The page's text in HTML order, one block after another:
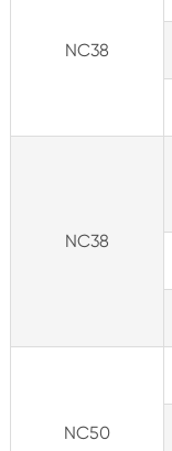
NC38
NC38
NC50